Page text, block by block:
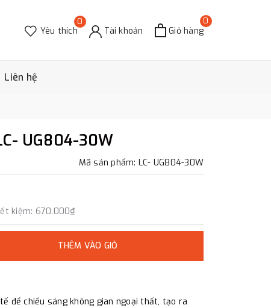
0
Yêu thích Tài khoản
0
Giỏ hàng
Liên hệ
UG804-30W
Mã sản phẩm: LC- UG804-30W
kiệm: 670.000₫
THÊM VÀO GIỎ
để chiếu sáng không gian ngoại thất, tạo ra